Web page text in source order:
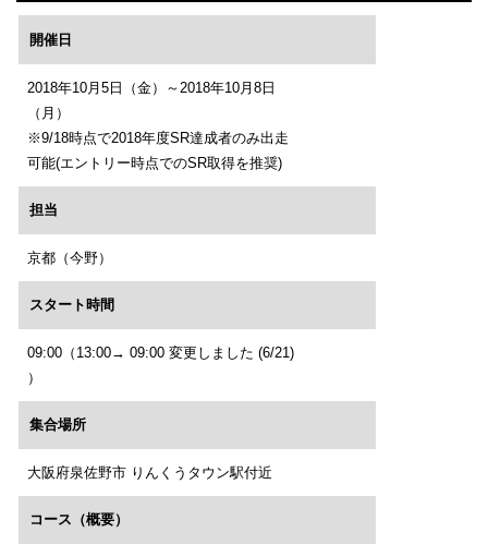
開催日
2018年10月5日（金）～2018年10月8日
（月）
※9/18時点で2018年度SR達成者のみ出走
可能(エントリー時点でのSR取得を推奨)
担当
京都（今野）
スタート時間
09:00（13:00→ 09:00 変更しました (6/21)
）
集合場所
大阪府泉佐野市 りんくうタウン駅付近
コース（概要）